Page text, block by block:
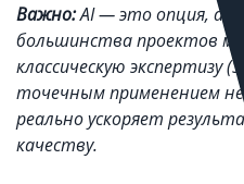
Важно:AI — это опция, а
большинства проектов мы
классическую экспертизу
точечным применением
реально ускоряет
качеству.